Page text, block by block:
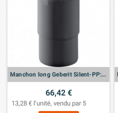
Manchon long Geberit Silent-PP: d:90mm
66,42 €
13,28 € l’unité, vendu par 5